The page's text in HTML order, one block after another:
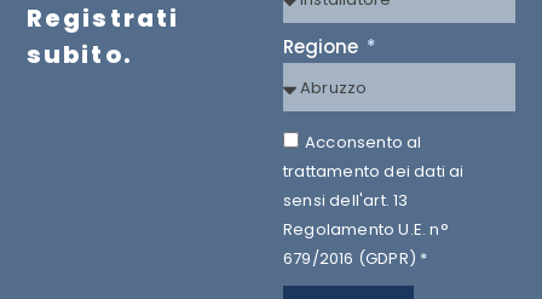
Registrati
subito.
Regione
Acconsento al
trattamento dei dati ai
sensi dell'art. 13
Regolamento U.E. n°
679/2016 (GDPR) *